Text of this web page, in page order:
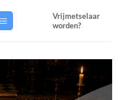
Vrijmetselaar
worden?